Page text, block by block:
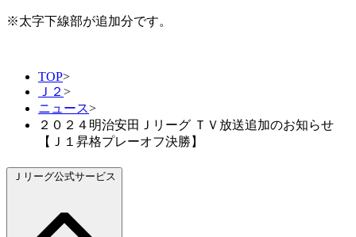
※太字下線部が追加分です。
TOP>
Ｊ２ >
ニュース>
２０２４明治安田Ｊリーグ ＴＶ放送追加のお知らせ
【Ｊ１昇格プレーオフ決勝】
Ｊリーグ公式サービス